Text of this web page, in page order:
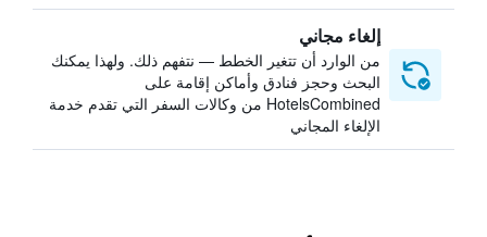
إلغاء مجاني
من الوارد أن تتغير الخطط — نتفهم ذلك. ولهذا يمكنك
البحث وحجز فنادق وأماكن إقامة على
HotelsCombined من وكالات السفر التي تقدم خدمة
الإلغاء المجاني